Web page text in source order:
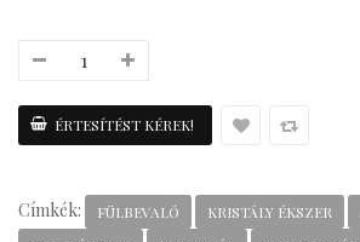
Címkék: FÜLBEVALÓ KRISTÁLY ÉKSZER